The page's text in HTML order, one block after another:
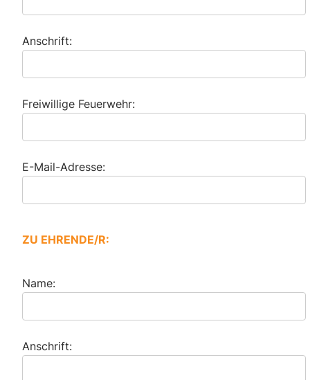
Anschrift:
Freiwillige Feuerwehr:
E-Mail-Adresse:
ZU EHRENDE/R:
Name:
Anschrift: